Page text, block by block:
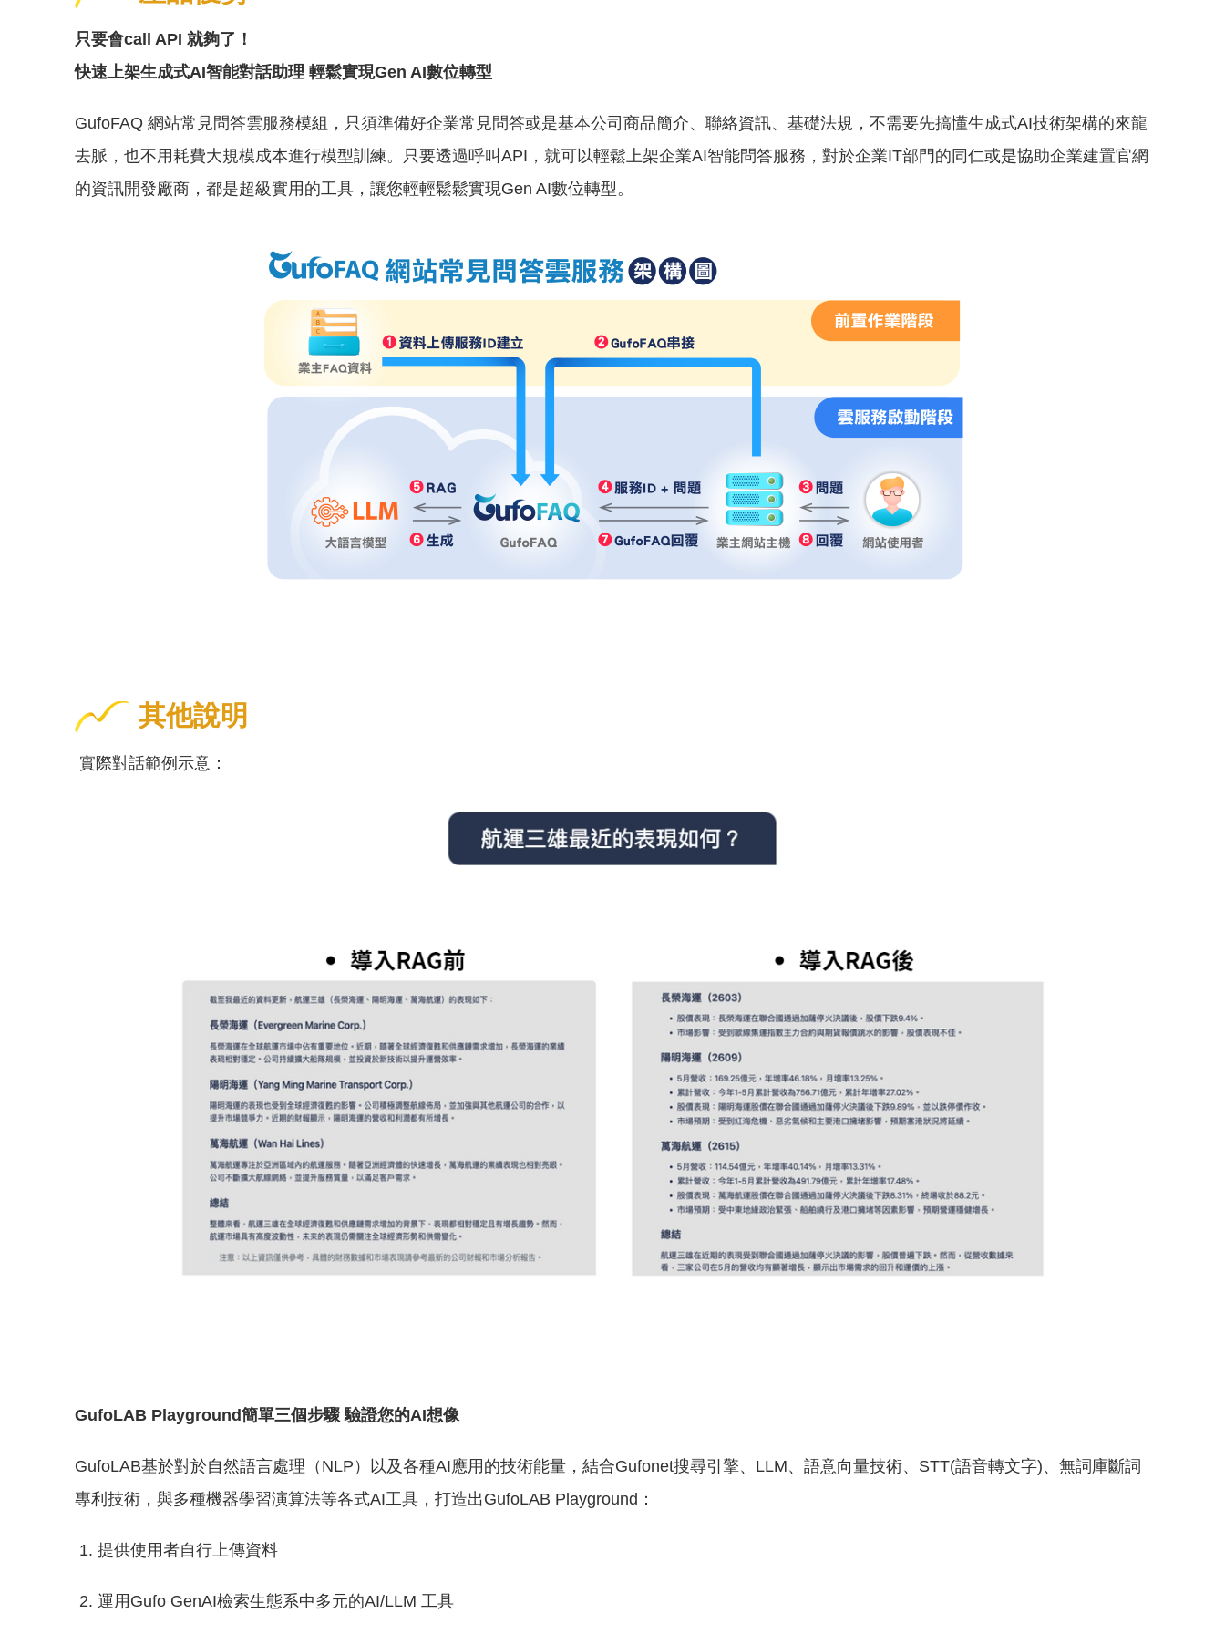
只要會call API 就夠了！
快速上架生成式AI智能對話助理 輕鬆實現Gen AI數位轉型
GufoFAQ 網站常見問答雲服務模組，只須準備好企業常見問答或是基本公司商品簡介、聯絡資訊、基礎法規，不需要先搞懂生成式AI技術架構的來龍
去脈，也不用耗費大規模成本進行模型訓練。只要透過呼叫API，就可以輕鬆上架企業AI智能問答服務，對於企業IT部門的同仁或是協助企業建置官網
的資訊開發廠商，都是超級實用的工具，讓您輕輕鬆鬆實現Gen AI數位轉型。
其他說明
實際對話範例示意：
GufoLAB Playground簡單三個步驟 驗證您的AI想像
GufoLAB基於對於自然語言處理（NLP）以及各種AI應用的技術能量，結合Gufonet搜尋引擎、LLM、語意向量技術、STT(語音轉文字)、無詞庫斷詞
專利技術，與多種機器學習演算法等各式AI工具，打造出GufoLAB Playground：
提供使用者自行上傳資料
運用Gufo GenAI檢索生態系中多元的AI/LLM 工具